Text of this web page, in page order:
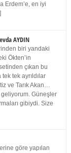
Erdem’e, en iyi
AYDIN
biri yandaki
Ökten’in
çıkan bu
tek ayrıldılar
ve Tarık Akan…
Güneşler
gibiydi. Size
göre yapılan